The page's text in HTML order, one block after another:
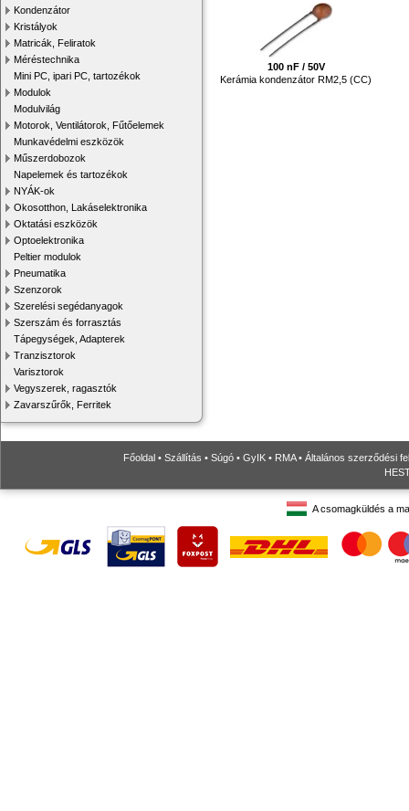
Kondenzátor
Kristályok
Matricák, Feliratok
Méréstechnika
Mini PC, ipari PC, tartozékok
Modulok
Modulvilág
Motorok, Ventilátorok, Fűtőelemek
Munkavédelmi eszközök
Műszerdobozok
Napelemek és tartozékok
NYÁK-ok
Okosotthon, Lakáselektronika
Oktatási eszközök
Optoelektronika
Peltier modulok
Pneumatika
Szenzorok
Szerelési segédanyagok
Szerszám és forrasztás
Tápegységek, Adapterek
Tranzisztorok
Varisztorok
Vegyszerek, ragasztók
Zavarszűrők, Ferritek
100 nF / 50V
Kerámia kondenzátor RM2,5 (CC)
Főoldal • Szállítás • Súgó • GyIK • RMA• Általános szerződési
A csomagküldés a